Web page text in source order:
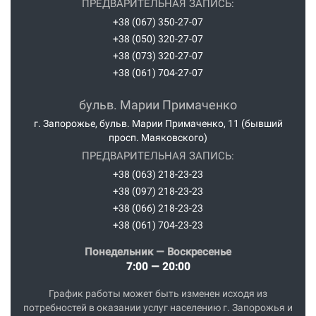
поясничного отдела позвоночника в Запорожье
может стать первым шагом к возвращению
комфортной жизни без ограничений.
патологии кишечника; неврологические нарушения.
Иногда несколько заболеваний могут сочетаться, что
затрудняет поиск источника боли и требует
комплексного подхода к диагностике. Почему
стандартных обследований иногда недостаточно
Первичная диагностика обычно включает осмотр
врача, лабораторные анализы и ультразвуковое
исследование. Однако не все патологические
изменения можно обнаружить с помощью
стандартных методов. Некоторые заболевания
малого таза имеют невыраженные проявления или
локализуются на участках, которые сложно оценить
во время ультразвукового исследования. К примеру,
небольшие очаги эндометриоза, изменения мягких
тканей, спаечный процесс или патологии соседних
органов могут оставаться незамеченными. Именно
врач может рекомендовать дополнительные методы
можно оформить оплату частями — от 500 грн.
Досрочное погашение возможно в любое время без
дополнительных комиссий. Увеличение срока — по
условиям и предложению в приложении ПУМБ при
оформлении. Лицензия НБУ №8 от 06.10.2011 г.,
Понедельник — Воскресенье
7:00 — 20:00
График работы может быть изменен исходя из
потребностей в оказании услуг населению г. Запорожья и
ПРЕДВАРИТЕЛЬНАЯ ЗАПИСЬ:
+38 (067) 350-27-07
+38 (050) 320-27-07
+38 (073) 320-27-07
+38 (061) 704-27-07
бульв. Марии Примаченко
г. Запорожье, бульв. Марии Примаченко, 11 (бывший
просп. Маяковского)
ПРЕДВАРИТЕЛЬНАЯ ЗАПИСЬ:
+38 (063) 218-23-23
+38 (097) 218-23-23
+38 (066) 218-23-23
+38 (061) 704-23-23